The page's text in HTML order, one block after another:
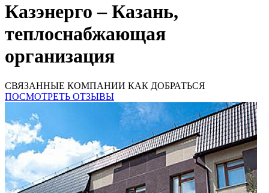
Казэнерго – Казань,
теплоснабжающая
организация
СВЯЗАННЫЕ КОМПАНИИ КАК ДОБРАТЬСЯ
ПОСМОТРЕТЬ ОТЗЫВЫ